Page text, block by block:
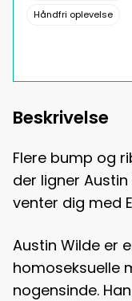
Håndfri oplevelse
Beskrivelse
Flere bump og
der ligner
venter dig med
Austin Wilde er
homoseksuelle
nogensinde.